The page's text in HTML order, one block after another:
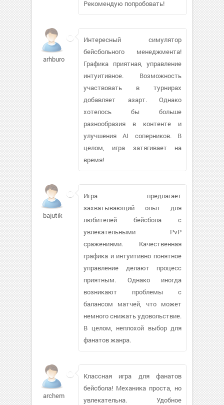
Рекомендую попробовать!
arhburo76
Интересный симулятор
бейсбольного менеджмента!
Графика приятная, управление
интуитивное. Возможность
участвовать в турнирах
добавляет азарт. Однако
хотелось бы больше
разнообразия в контенте и
улучшения AI соперников. В
целом, игра затягивает на
время!
bajutik
Игра предлагает
захватывающий опыт для
любителей бейсбола с
увлекательными PvP
сражениями. Качественная
графика и интуитивно понятное
управление делают процесс
приятным. Однако иногда
возникают проблемы с
балансом матчей, что может
немного снижать удовольствие.
В целом, неплохой выбор для
фанатов жанра.
archemka
Классная игра для фанатов
бейсбола! Механика проста, но
увлекательна. Удобное